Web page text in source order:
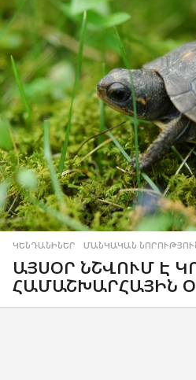
ԿԵՆԴԱՆԻՆԵՐ ,ՄԱՆԿԱԿԱՆ
ԱՅՍՕՐ ՆՇՎՈՒՄ Է
ՀԱՄԱՇԽԱՐՀԱՅԻՆ